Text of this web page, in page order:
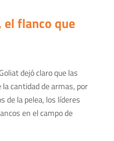
el flanco que
dejó claro que las
cantidad de armas, por
de la pelea, los líderes
en el campo de